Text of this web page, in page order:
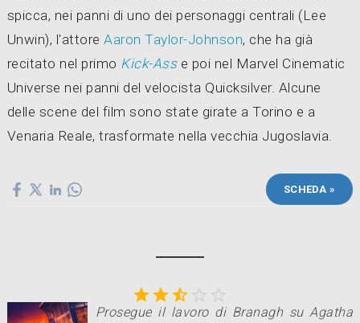
spicca, nei panni di uno dei personaggi centrali (Lee
Unwin), l'attoreAaron Taylor-Johnson, che ha già
recitato nel primo Kick-Asse poi nel Marvel Cinematic
Universe nei panni del velocista Quicksilver. Alcune
delle scene del film sono state girate a Torino e a
Venaria Reale, trasformate nella vecchia Jugoslavia.
SCHEDA »

Prosegue il lavoro di Branagh su Agatha